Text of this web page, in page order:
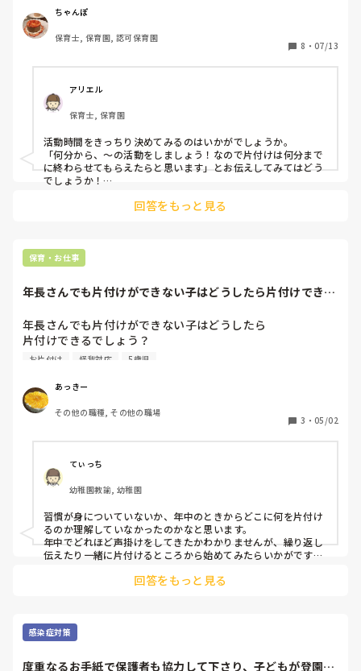
ちなみに、園長や周りの先輩保育士もこの人の保育の仕方は
知っています。知ってて黙認していることに不信感を抱いて
しまいます。今年度でこの園を去ろうと思っていますが、辞
める前に絶対にこの人の保育の仕方について物申したい。た
見や力をいただけたらと思いました。
長文・乱文失礼しました。
らと思います。
よろしくお願いいたします。
ないですよね。
別に保育者は子どもを泣かせるためにいるわけじゃないし、か
といって放任して全部を許すのも違うし。
泣き声嫌いなのはさておき、もしかしたら子どもの今したいこ
のかもしれませんよ。
子どものやりたいことを受け止めることは必要です。子どもと
やりとりをしながら、線引きをして関わることも必要です。
で、必ず保育をしながらつまずくことがあります。なぜなら、
今までの保育がそうでないから。そうしようと思っても大人が
楽なほうになっていってしまうから。
れられ、認められること。安心して過ごせる場が、そこにある
ひとつ私が考え方を変えたほうがいいと感じたのは、教えてい
くことが、最善の利益だと考えられていることです。
が手本となり見本となり手を加えながら一緒に行っていくこと
こうします、こうしましょう、こうするんです！それよりも、
どうしたらいいかな？こうしてみたら？
うまくいかないことを経験することも大切です。
教えてばかりいたら、それしかできない子になってしまいま
分で考える姿を、時には失敗する姿を見守るんですよね。
子どもが考えてしたこと、うまくいっても失敗してもそれに寄
り添っていく。
てみたらどうかな？と伝えることも必要です。
でもね、ある程度、子どもたち同士でどこまでどうするんだろ
うと子どもたちの力を見ることが必要だと思います。
よく思うことがあります。
友だちとのトラブルがあったとき、
"ごめんねしたの？""ごめんねでしょ！"という保育者。本当に
果たして「ごめんね」だけの一言で全てが許されるのでしょう
幼児、特に年長では、"ごめんね"を言ったからって終わりじゃ
ないからね、と伝えることがあります。なぜか。それは、最後
うような状態です。その間1人で子ども全員を見ていないと
いけないので活動はできません。
動きがわかっていないわけではなく単にひとつひとつの作業
経験も年齢も私よりもひと回り上の方なので、傷つけないよ
うな言い方をしたいです。
ちゃんぽ
保育士, 保育園, 認可保育園
8 ・ 07/13
アリエル
保育士, 保育園
活動時間をきっちり決めてみるのはいかがでしょうか。
「何分から、〜の活動をしましょう！なので片付けは何分まで
に終わらせてもらえたらと思います」とお伝えしてみてはどう
でしょうか！
それでも間に合わない場合は、出来る事はちゃんぽさんがあら
ね、、、
回答をもっと見る
保育・お仕事
年長さんでも片付けができない子はどうしたら片付けできる
年長さんでも片付けができない子はどうしたら
片付けできるでしょう？
はさみとかテープとかもかたづけられないん
お片付け 怪我対応 5歳児
あっきー
その他の職種, その他の職場
3 ・ 05/02
てぃっち
幼稚園教諭, 幼稚園
習慣が身についていないか、年中のときからどこに何を片付け
るのか理解していなかったのかなと思います。
年中でどれほど声掛けをしてきたかわかりませんが、繰り返し
伝えたり一緒に片付けるところから始めてみたらいかがです
もしかしたら記憶出来ない何らかの理由があるのかもしれない
回答をもっと見る
感染症対策
度重なるお手紙で保護者も協力して下さり、子どもが登園自